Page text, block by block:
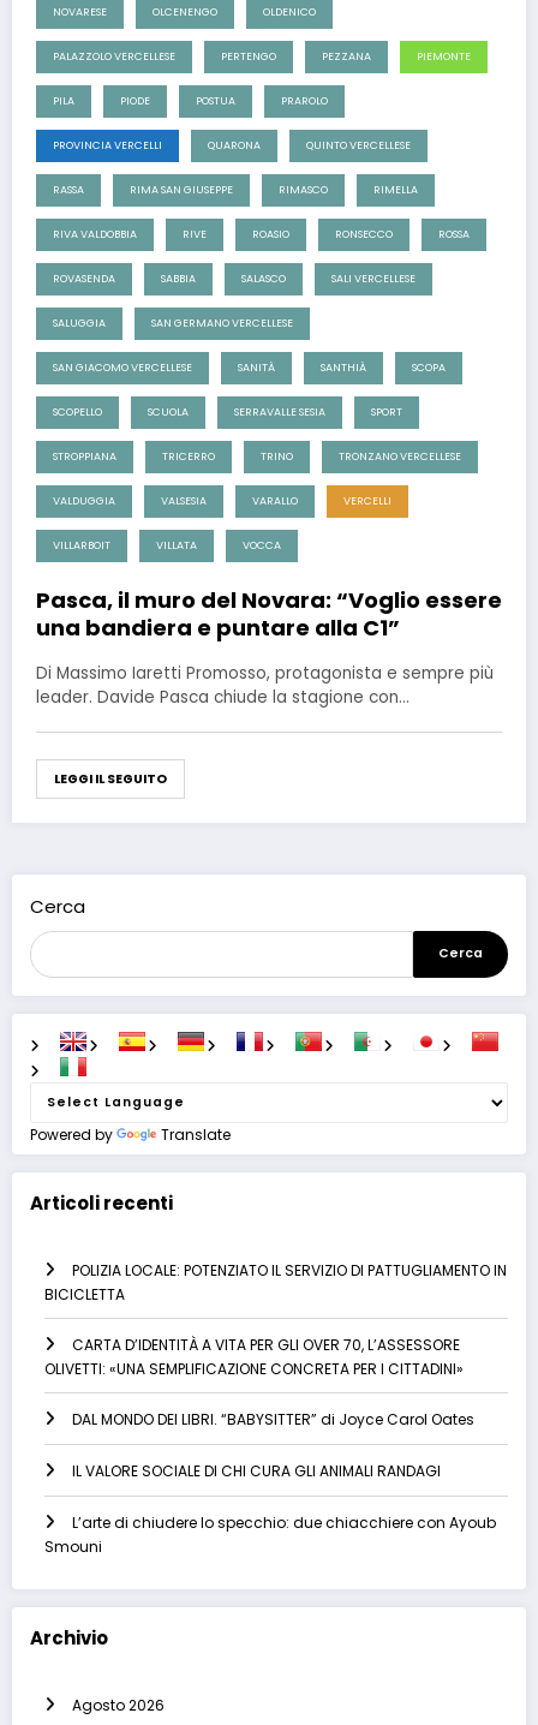
NOVARESE OLCENENGO OLDENICO
PALAZZOLO VERCELLESE PERTENGO PEZZANA PIEMONTE
PILA PIODE POSTUA PRAROLO
PROVINCIA VERCELLI QUARONA QUINTO VERCELLESE
RASSA RIMA SAN GIUSEPPE RIMASCO RIMELLA
RIVA VALDOBBIA RIVE ROASIO RONSECCO ROSSA
ROVASENDA SABBIA SALASCO SALI VERCELLESE
SALUGGIA SAN GERMANO VERCELLESE
SAN GIACOMO VERCELLESE SANITÀ SANTHIÀ SCOPA
SCOPELLO SCUOLA SERRAVALLE SESIA SPORT
STROPPIANA TRICERRO TRINO TRONZANO VERCELLESE
VALDUGGIA VALSESIA VARALLO VERCELLI
VILLARBOIT VILLATA VOCCA
Pasca, il muro del Novara: “Voglio essere
una bandiera e puntare alla C1”
Di Massimo Iaretti Promosso, protagonista e sempre più
leader. Davide Pasca chiude la stagione con…
LEGGI IL SEGUITO
Cerca
Cerca
Powered by Translate
Articoli recenti
POLIZIA LOCALE: POTENZIATO IL SERVIZIO DI PATTUGLIAMENTO IN
BICICLETTA
CARTA D’IDENTITÀ A VITA PER GLI OVER 70, L’ASSESSORE
OLIVETTI: «UNA SEMPLIFICAZIONE CONCRETA PER I CITTADINI»
DAL MONDO DEI LIBRI. “BABYSITTER” di Joyce Carol Oates
IL VALORE SOCIALE DI CHI CURA GLI ANIMALI RANDAGI
L’arte di chiudere lo specchio: due chiacchiere con Ayoub
Smouni
Archivio
Agosto 2026